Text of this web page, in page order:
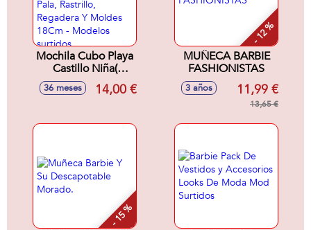
Mochila Cubo Playa
Castillo Niña(
Frozen, Minnie,
Barbie) Con
36 meses 14,00 €
- 12 %
MUÑECA BARBIE
FASHIONISTAS
3 años 11,99 €
13,65 €
- 15 %